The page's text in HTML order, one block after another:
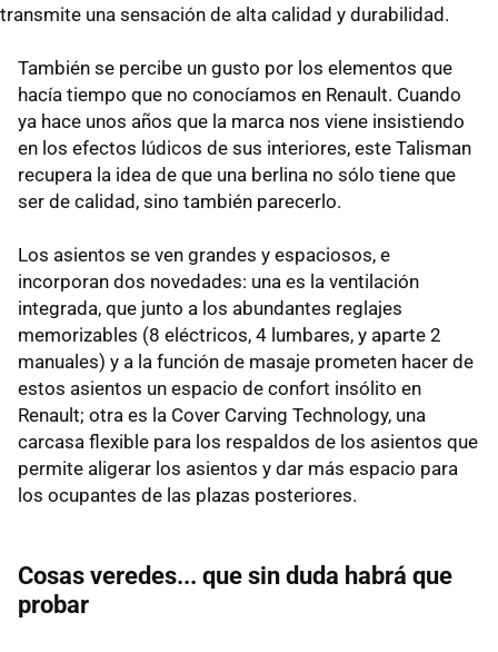
transmite una sensación de alta calidad y durabilidad.
También se percibe un gusto por los elementos que
hacía tiempo que no conocíamos en Renault. Cuando
ya hace unos años que la marca nos viene insistiendo
en los efectos lúdicos de sus interiores, este Talisman
recupera la idea de que una berlina no sólo tiene que
ser de calidad, sino también parecerlo.
Los asientos se ven grandes y espaciosos, e
incorporan dos novedades: una es la ventilación
integrada, que junto a los abundantes reglajes
memorizables (8 eléctricos, 4 lumbares, y aparte 2
manuales) y a la función de masaje prometen hacer de
estos asientos un espacio de confort insólito en
Renault; otra es la Cover Carving Technology, una
carcasa flexible para los respaldos de los asientos que
permite aligerar los asientos y dar más espacio para
los ocupantes de las plazas posteriores.
Cosas veredes... que sin duda habrá que
probar